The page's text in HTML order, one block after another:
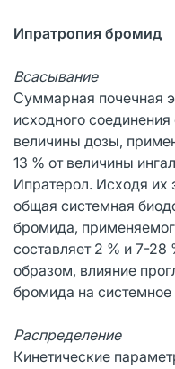
Ипратропия бромид
Всасывание
Суммарная почечная
исходного соединения
величины дозы,
13 % от величины
Ипратерол. Исходя их
общая системная
бромида,
составляет 2 % и 7-28
образом, влияние
бромида на системное
Распределение
Кинетические